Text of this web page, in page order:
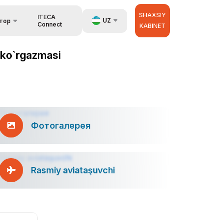
ITECA
Connect
UZ
SHAXSIY
KABINET
Фотогалерея
Rasmiy aviataşuvchi